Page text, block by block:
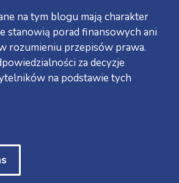
na tym blogu mają charakter
stanowią porad finansowych ani
rozumieniu przepisów prawa.
za decyzje
na podstawie tych